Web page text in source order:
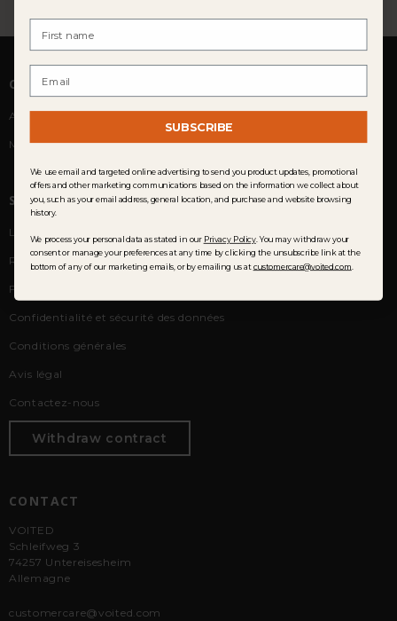
COMMUNAUTÉ
Avis des clients
Membership
SERVICE CLIENT
Livraison
Retours et échanges
FAQ
Confidentialité et sécurité des données
Conditions générales
Avis légal
Contactez-nous
Withdraw contract
CONTACT
VOITED
Schleifweg 3
74257 Untereisesheim
Allemagne
customercare@voited.com
SUBSCRIBE
We use email and targeted online advertising to send you product updates, promotional
offers and other marketing communications based on the information we collect about
you, such as your email address, general location, and purchase and website browsing
history.
We process your personal data as stated in our Privacy Policy. You may withdraw your
consent or manage your preferences at any time by clicking the unsubscribe link at the
bottom of any of our marketing emails, or by emailing us atcustomercare@voited.com